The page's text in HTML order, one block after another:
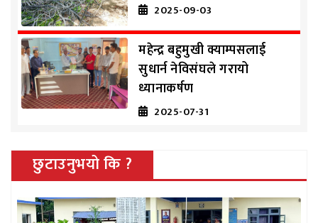
2025-09-03
महेन्द्र बहुमुखी क्याम्पसलाई
सुधार्न नेविसंघले गरायो
ध्यानाकर्षण
2025-07-31
छुटाउनुभयो कि ?